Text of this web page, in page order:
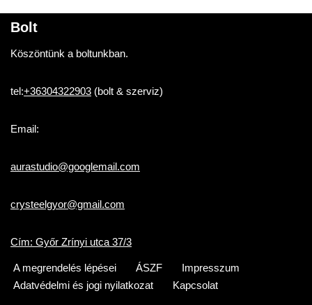
Bolt
Köszöntünk a boltunkban.
tel:+36304322903 (bolt & szerviz)
Email:
aurastudio@googlemail.com
crysteelgyor@gmail.com
Cím: Győr Zrínyi utca 37/3
A megrendelés lépései ÁSZF
Impresszum
Adatvédelmi és jogi nyilatkozat
Kapcsolat